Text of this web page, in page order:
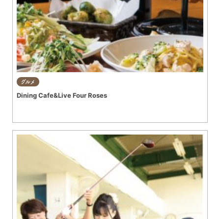
グルメ
Dining Cafe&Live Four Roses